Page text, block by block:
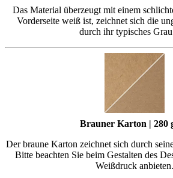
Das Material überzeugt mit einem
Vorderseite weiß ist, zeichnet sich die
durch ihr typisches Grau
Brauner Karton | 280
Der braune Karton zeichnet sich durch
Bitte beachten Sie beim Gestalten des
Weißdruck anbieten.